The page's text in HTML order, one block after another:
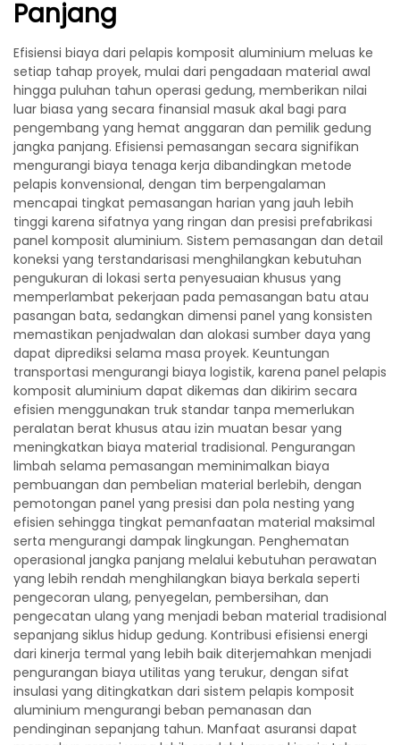
Panjang
Efisiensi biaya dari pelapis komposit aluminium meluas ke
setiap tahap proyek, mulai dari pengadaan material awal
hingga puluhan tahun operasi gedung, memberikan nilai
luar biasa yang secara finansial masuk akal bagi para
pengembang yang hemat anggaran dan pemilik gedung
jangka panjang. Efisiensi pemasangan secara signifikan
mengurangi biaya tenaga kerja dibandingkan metode
pelapis konvensional, dengan tim berpengalaman
mencapai tingkat pemasangan harian yang jauh lebih
tinggi karena sifatnya yang ringan dan presisi prefabrikasi
panel komposit aluminium. Sistem pemasangan dan detail
koneksi yang terstandarisasi menghilangkan kebutuhan
pengukuran di lokasi serta penyesuaian khusus yang
memperlambat pekerjaan pada pemasangan batu atau
pasangan bata, sedangkan dimensi panel yang konsisten
memastikan penjadwalan dan alokasi sumber daya yang
dapat diprediksi selama masa proyek. Keuntungan
transportasi mengurangi biaya logistik, karena panel pelapis
komposit aluminium dapat dikemas dan dikirim secara
efisien menggunakan truk standar tanpa memerlukan
peralatan berat khusus atau izin muatan besar yang
meningkatkan biaya material tradisional. Pengurangan
limbah selama pemasangan meminimalkan biaya
pembuangan dan pembelian material berlebih, dengan
pemotongan panel yang presisi dan pola nesting yang
efisien sehingga tingkat pemanfaatan material maksimal
serta mengurangi dampak lingkungan. Penghematan
operasional jangka panjang melalui kebutuhan perawatan
yang lebih rendah menghilangkan biaya berkala seperti
pengecoran ulang, penyegelan, pembersihan, dan
pengecatan ulang yang menjadi beban material tradisional
sepanjang siklus hidup gedung. Kontribusi efisiensi energi
dari kinerja termal yang lebih baik diterjemahkan menjadi
pengurangan biaya utilitas yang terukur, dengan sifat
insulasi yang ditingkatkan dari sistem pelapis komposit
aluminium mengurangi beban pemanasan dan
pendinginan sepanjang tahun. Manfaat asuransi dapat